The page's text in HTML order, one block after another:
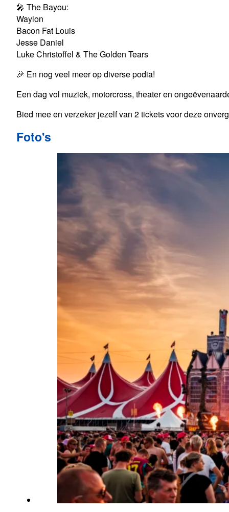
🎤 The Bayou:
Waylon
Bacon Fat Louis
Jesse Daniel
Luke Christoffel & The Golden Tears​
🎉 En nog veel meer op diverse podia!
Een dag vol muziek, motorcross, theater en
Bied mee en verzeker jezelf van 2 tickets voor deze
Foto's